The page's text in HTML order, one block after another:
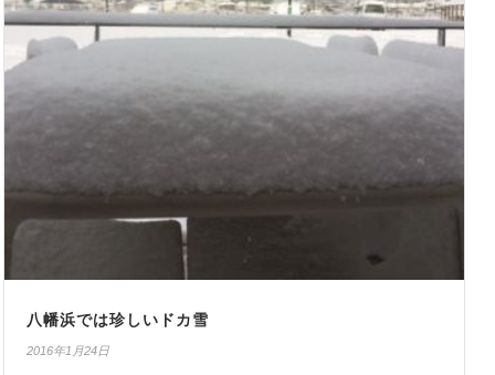
八幡浜では珍しいドカ雪
2016年1月24日